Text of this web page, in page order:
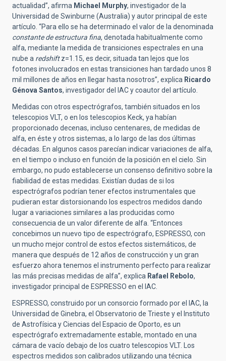
actualidad”, afirma Michael Murphy, investigador de la
Universidad de Swinburne (Australia) y autor principal de este
artículo. “Para ello se ha determinado el valor de la denominada
constante de estructura fina, denotada habitualmente como
alfa, mediante la medida de transiciones espectrales en una
nube a redshiftz=1.15, es decir, situada tan lejos que los
fotones involucrados en estas transiciones han tardado unos 8
mil millones de años en llegar hasta nosotros”, explica Ricardo
Génova Santos, investigador del IAC y coautor del artículo.
Medidas con otros espectrógrafos, también situados en los
telescopios VLT, o en los telescopios Keck, ya habían
proporcionado decenas, incluso centenares, de medidas de
alfa, en éste y otros sistemas, a lo largo de las dos últimas
décadas. En algunos casos parecían indicar variaciones de alfa,
en el tiempo o incluso en función de la posición en el cielo. Sin
embargo, no pudo establecerse un consenso definitivo sobre la
fiabilidad de estas medidas. Existían dudas de si los
espectrógrafos podrían tener efectos instrumentales que
pudieran estar distorsionando los espectros medidos dando
lugar a variaciones similares a las producidas como
consecuencia de un valor diferente de alfa. “Entonces
concebimos un nuevo tipo de espectrógrafo, ESPRESSO, con
un mucho mejor control de estos efectos sistemáticos, de
manera que después de 12 años de construcción y un gran
esfuerzo ahora tenemos el instrumento perfecto para realizar
las más precisas medidas de alfa”, explica Rafael Rebolo,
investigador principal de ESPRESSO en el IAC.
ESPRESSO, construido por un consorcio formado por el IAC, la
Universidad de Ginebra, el Observatorio de Trieste y el Instituto
de Astrofísica y Ciencias del Espacio de Oporto, es un
espectrógrafo extremadamente estable, montado en una
cámara de vacío debajo de los cuatro telescopios VLT. Los
espectros medidos son calibrados utilizando una técnica